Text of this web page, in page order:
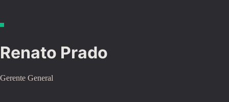
Renato Prado
Gerente General